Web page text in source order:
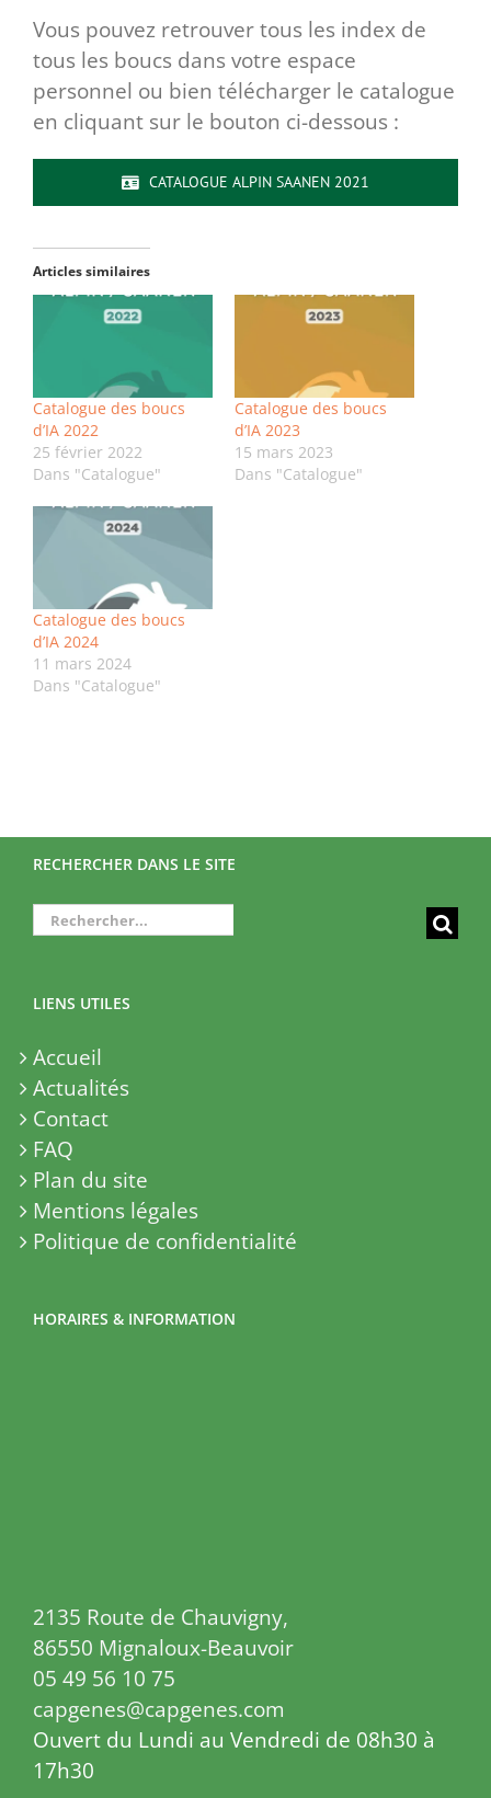
Vous pouvez retrouver tous les index de
tous les boucs dans votre espace
personnel ou bien télécharger le catalogue
en cliquant sur le bouton ci-dessous :
CATALOGUE ALPIN SAANEN 2021
Articles similaires
Catalogue des boucs
d’IA 2022
25 février 2022
Dans "Catalogue"
Catalogue des boucs
d’IA 2023
15 mars 2023
Dans "Catalogue"
Catalogue des boucs
d’IA 2024
11 mars 2024
Dans "Catalogue"
RECHERCHER DANS LE SITE
Rechercher:
LIENS UTILES
Accueil
Actualités
Contact
FAQ
Plan du site
Mentions légales
Politique de confidentialité
HORAIRES & INFORMATION
2135 Route de Chauvigny,
86550 Mignaloux-Beauvoir
05 49 56 10 75
capgenes@capgenes.com
Ouvert du Lundi au Vendredi de 08h30 à
17h30